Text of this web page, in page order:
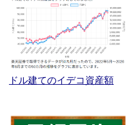
ドル建てのイデコ資産額